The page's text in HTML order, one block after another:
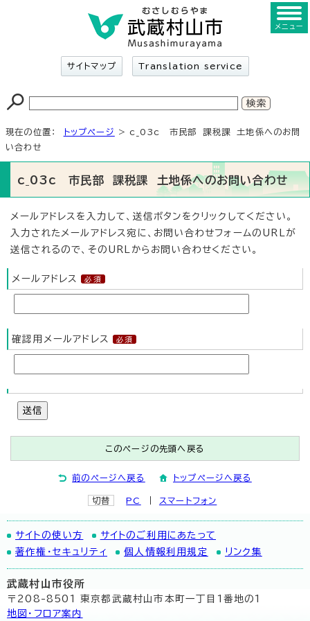
サイトマップ Translation service
メニュー
現在の位置： トップページ
> c_03c 市民部 課税課 土地係へのお問
い合わせ
c_03c 市民部 課税課 土地係へのお問い合わせ
メールアドレスを入力して、送信ボタンをクリックしてください。
入力されたメールアドレス宛に、お問い合わせフォームのURLが
送信されるので、そのURLからお問い合わせください。
メールアドレス
確認用メールアドレス
送信
このページの先頭へ戻る
前のページへ戻る トップページへ戻る
切替 PC スマートフォン
サイトの使い方
サイトのご利用にあたって
著作権・セキュリティ
個人情報利用規定 リンク集
武蔵村山市役所
〒208-8501 東京都武蔵村山市本町一丁目1番地の1
地図･フロア案内